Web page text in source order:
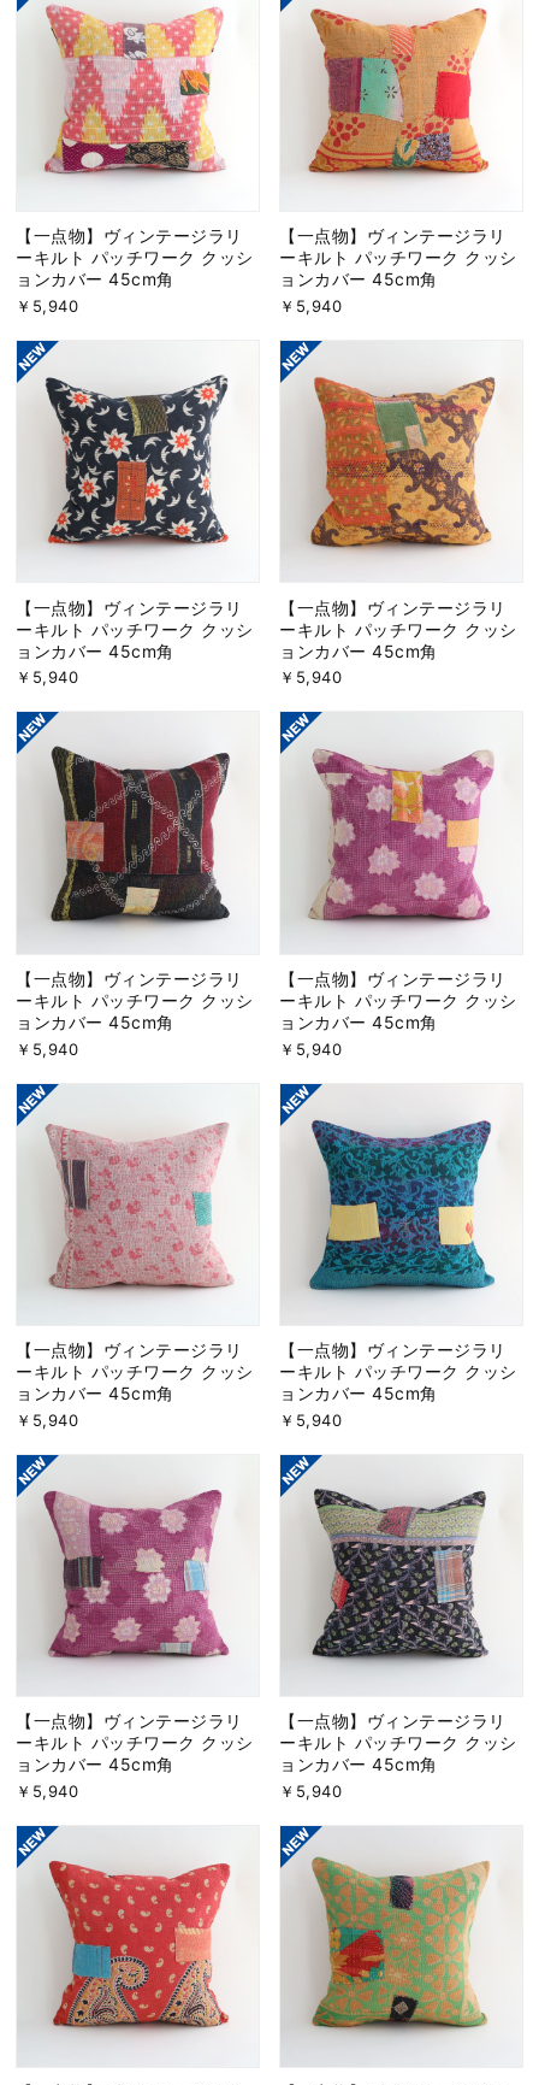
【一点物】ヴィンテージラリ
ーキルト パッチワーク クッシ
ョンカバー 45cm角
￥5,940
【一点物】ヴィンテージラリ
ーキルト パッチワーク クッシ
ョンカバー 45cm角
￥5,940
【一点物】ヴィンテージラリ
ーキルト パッチワーク クッシ
ョンカバー 45cm角
￥5,940
【一点物】ヴィンテージラリ
ーキルト パッチワーク クッシ
ョンカバー 45cm角
￥5,940
【一点物】ヴィンテージラリ
ーキルト パッチワーク クッシ
ョンカバー 45cm角
￥5,940
【一点物】ヴィンテージラリ
ーキルト パッチワーク クッシ
ョンカバー 45cm角
￥5,940
【一点物】ヴィンテージラリ
ーキルト パッチワーク クッシ
ョンカバー 45cm角
￥5,940
【一点物】ヴィンテージラリ
ーキルト パッチワーク クッシ
ョンカバー 45cm角
￥5,940
【一点物】ヴィンテージラリ
ーキルト パッチワーク クッシ
ョンカバー 45cm角
￥5,940
【一点物】ヴィンテージラリ
ーキルト パッチワーク クッシ
ョンカバー 45cm角
￥5,940